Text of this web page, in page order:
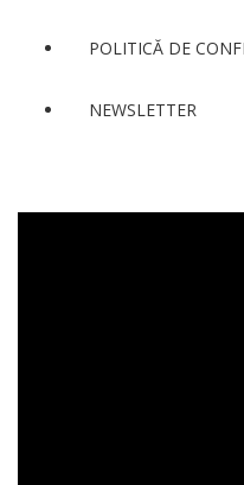
POLITICĂ DE
NEWSLETTER